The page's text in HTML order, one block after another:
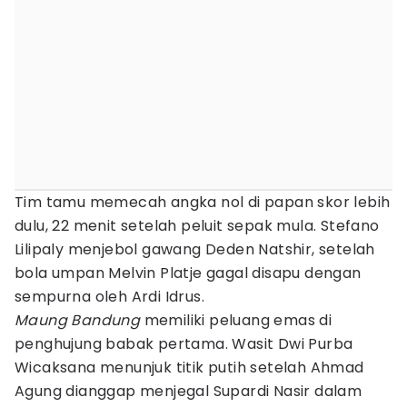
Tim tamu memecah angka nol di papan skor lebih
dulu, 22 menit setelah peluit sepak mula. Stefano
Lilipaly menjebol gawang Deden Natshir, setelah
bola umpan Melvin Platje gagal disapu dengan
sempurna oleh Ardi Idrus.
Maung Bandungmemiliki peluang emas di
penghujung babak pertama. Wasit Dwi Purba
Wicaksana menunjuk titik putih setelah Ahmad
Agung dianggap menjegal Supardi Nasir dalam